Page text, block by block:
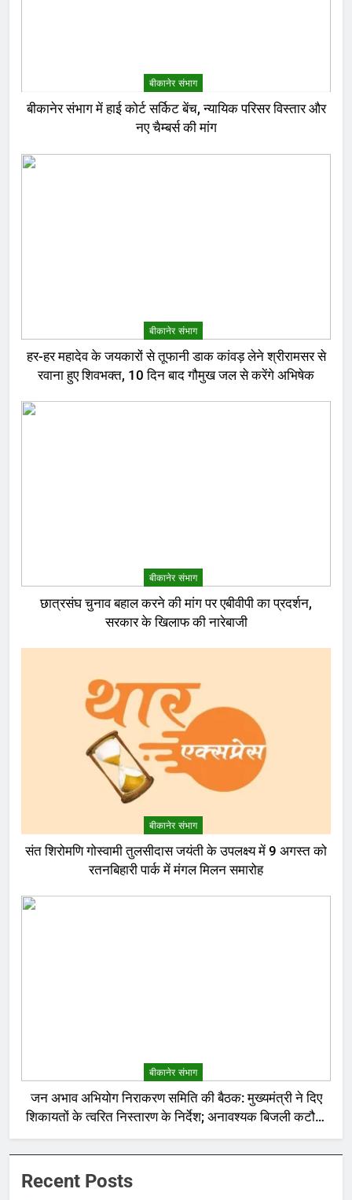
बीकानेर संभाग
बीकानेर संभाग में हाई कोर्ट सर्किट बेंच, न्यायिक परिसर विस्तार और
नए चैम्बर्स की मांग
बीकानेर संभाग
हर-हर महादेव के जयकारों से तूफानी डाक कांवड़ लेने श्रीरामसर से
रवाना हुए शिवभक्त, 10 दिन बाद गौमुख जल से करेंगे अभिषेक
बीकानेर संभाग
छात्रसंघ चुनाव बहाल करने की मांग पर एबीवीपी का प्रदर्शन,
सरकार के खिलाफ की नारेबाजी
बीकानेर संभाग
संत शिरोमणि गोस्वामी तुलसीदास जयंती के उपलक्ष्य में 9 अगस्त को
रतनबिहारी पार्क में मंगल मिलन समारोह
बीकानेर संभाग
जन अभाव अभियोग निराकरण समिति की बैठक: मुख्यमंत्री ने दिए
शिकायतों के त्वरित निस्तारण के निर्देश; अनावश्यक बिजली कटौती
पर सख्त रुख
Recent Posts